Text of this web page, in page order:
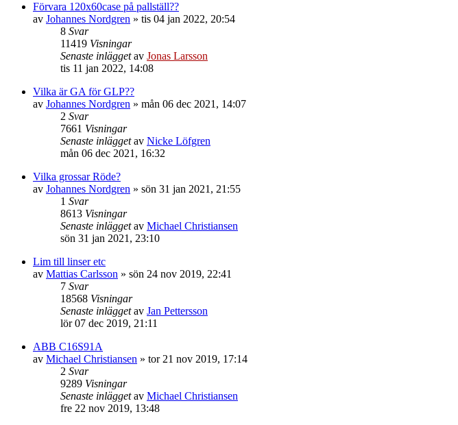
Förvara 120x60case på pallställ??
av Johannes Nordgren » tis 04 jan 2022, 20:54
8 Svar
11419 Visningar
Senaste inläggetav Jonas Larsson
tis 11 jan 2022, 14:08
Vilka är GA för GLP??
av Johannes Nordgren » mån 06 dec 2021, 14:07
2 Svar
7661 Visningar
Senaste inläggetav Nicke Löfgren
mån 06 dec 2021, 16:32
Vilka grossar Röde?
av Johannes Nordgren » sön 31 jan 2021, 21:55
1 Svar
8613 Visningar
Senaste inläggetav Michael Christiansen
sön 31 jan 2021, 23:10
Lim till linser etc
av Mattias Carlsson » sön 24 nov 2019, 22:41
7 Svar
18568 Visningar
Senaste inläggetav Jan Pettersson
lör 07 dec 2019, 21:11
ABB C16S91A
av Michael Christiansen » tor 21 nov 2019, 17:14
2 Svar
9289 Visningar
Senaste inläggetav Michael Christiansen
fre 22 nov 2019, 13:48